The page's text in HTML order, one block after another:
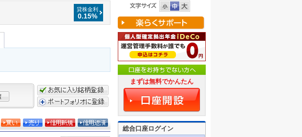
貸株金利
0.15%
まずは無料でかんたん
総合口座ログイン